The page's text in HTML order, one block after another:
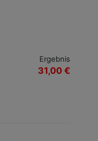
Ergebnis
31,00 €